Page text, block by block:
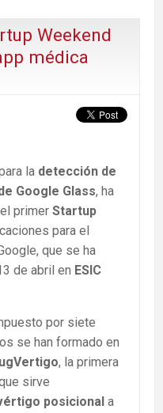
Weekend
médica
la detección de
Google Glass, ha
primer Startup
para el
que se ha
de abril en ESIC
por siete
se han formado en
, la primera
sirve
posicional a